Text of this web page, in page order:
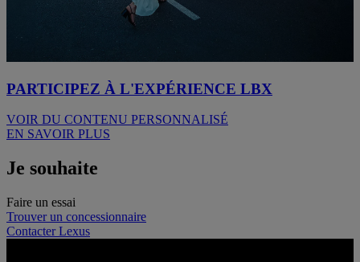
PARTICIPEZ À L'EXPÉRIENCE LBX
VOIR DU CONTENU PERSONNALISÉ
EN SAVOIR PLUS
Je souhaite
Faire un essai
Trouver un concessionnaire
Contacter Lexus